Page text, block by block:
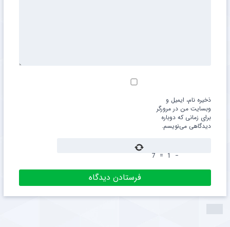
ذخیره نام، ایمیل و
وبسایت من در مرورگر
برای زمانی که دوباره
دیدگاهی می‌نویسم.
−
1
=
7